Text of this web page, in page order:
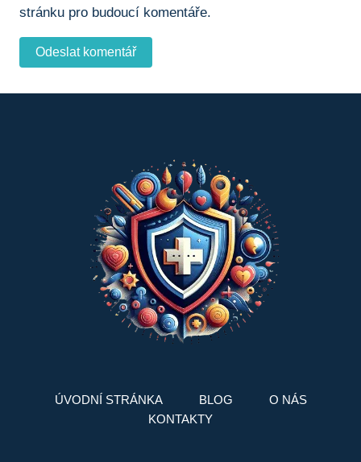
stránku pro budoucí komentáře.
ÚVODNÍ STRÁNKA BLOG
O NÁS
KONTAKTY